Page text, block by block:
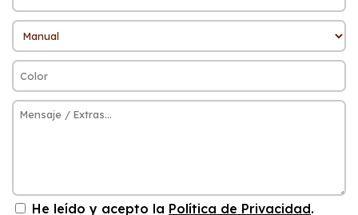
He leído y acepto la Política de Privacidad.